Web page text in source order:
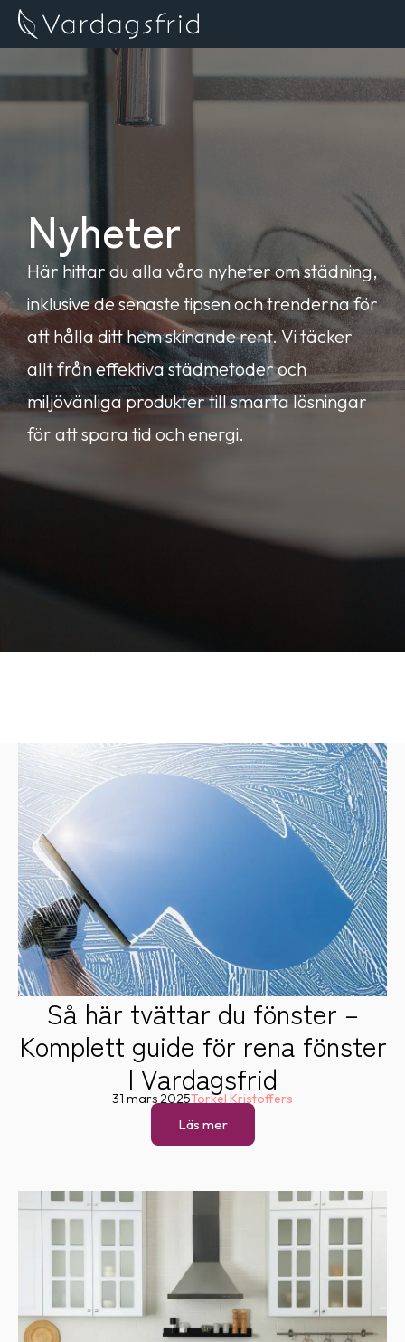
Nyheter
Här hittar du alla våra nyheter om städning,
inklusive de senaste tipsen och trenderna för
att hålla ditt hem skinande rent. Vi täcker
allt från effektiva städmetoder och
miljövänliga produkter till smarta lösningar
för att spara tid och energi.
Så här tvättar du fönster –
Komplett guide för rena fönster
| Vardagsfrid
31 mars 2025Torkel Kristoffers
Läs mer